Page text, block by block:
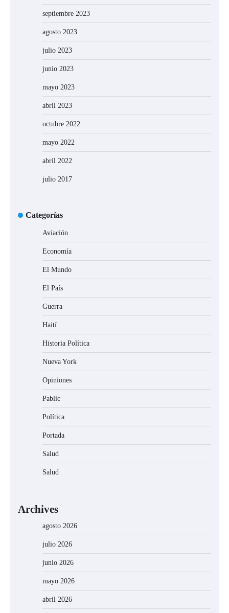
septiembre 2023
agosto 2023
julio 2023
junio 2023
mayo 2023
abril 2023
octubre 2022
mayo 2022
abril 2022
julio 2017
Categorías
Aviación
Economía
El Mundo
El País
Guerra
Haití
Historia Política
Nueva York
Opiniones
Pablic
Política
Portada
Salud
Salud
Archives
agosto 2026
julio 2026
junio 2026
mayo 2026
abril 2026